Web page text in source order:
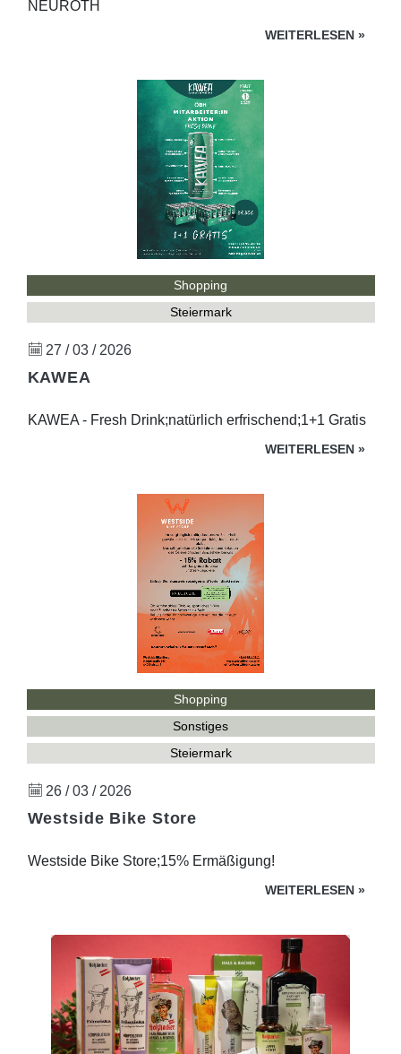
NEUROTH
WEITERLESEN »
Shopping
Steiermark
27 / 03 / 2026
KAWEA
KAWEA - Fresh Drink;natürlich erfrischend;1+1 Gratis
WEITERLESEN »
Shopping
Sonstiges
Steiermark
26 / 03 / 2026
Westside Bike Store
Westside Bike Store;15% Ermäßigung!
WEITERLESEN »